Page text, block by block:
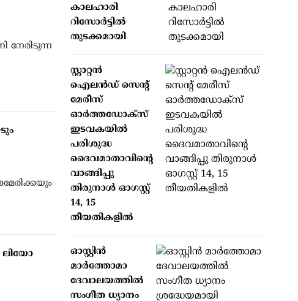
നേരിടുന്ന
കാലഹാരി
റിസോർട്ടിൽ
തുടക്കമായി
സ്റ്റാറ്റന്‍
ഐലന്‍ഡ് സെന്റ്
മേരീസ്
ഓര്‍ത്തഡോക്‌സ്
ഇടവകയില്‍
പരിശുദ്ധ
ദൈവമാതാവിന്റെ
വാങ്ങിപ്പു
തിരുനാള്‍ ഓഗസ്റ്റ്
14, 15
തീയതികളില്‍
ഓസ്റ്റിൻ
മാർത്തോമാ
ദേവാലയത്തിൽ
സംഗീത ധ്യാനം